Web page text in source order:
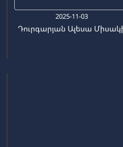
2025-11-03
Դուրգարյան Ալեսա